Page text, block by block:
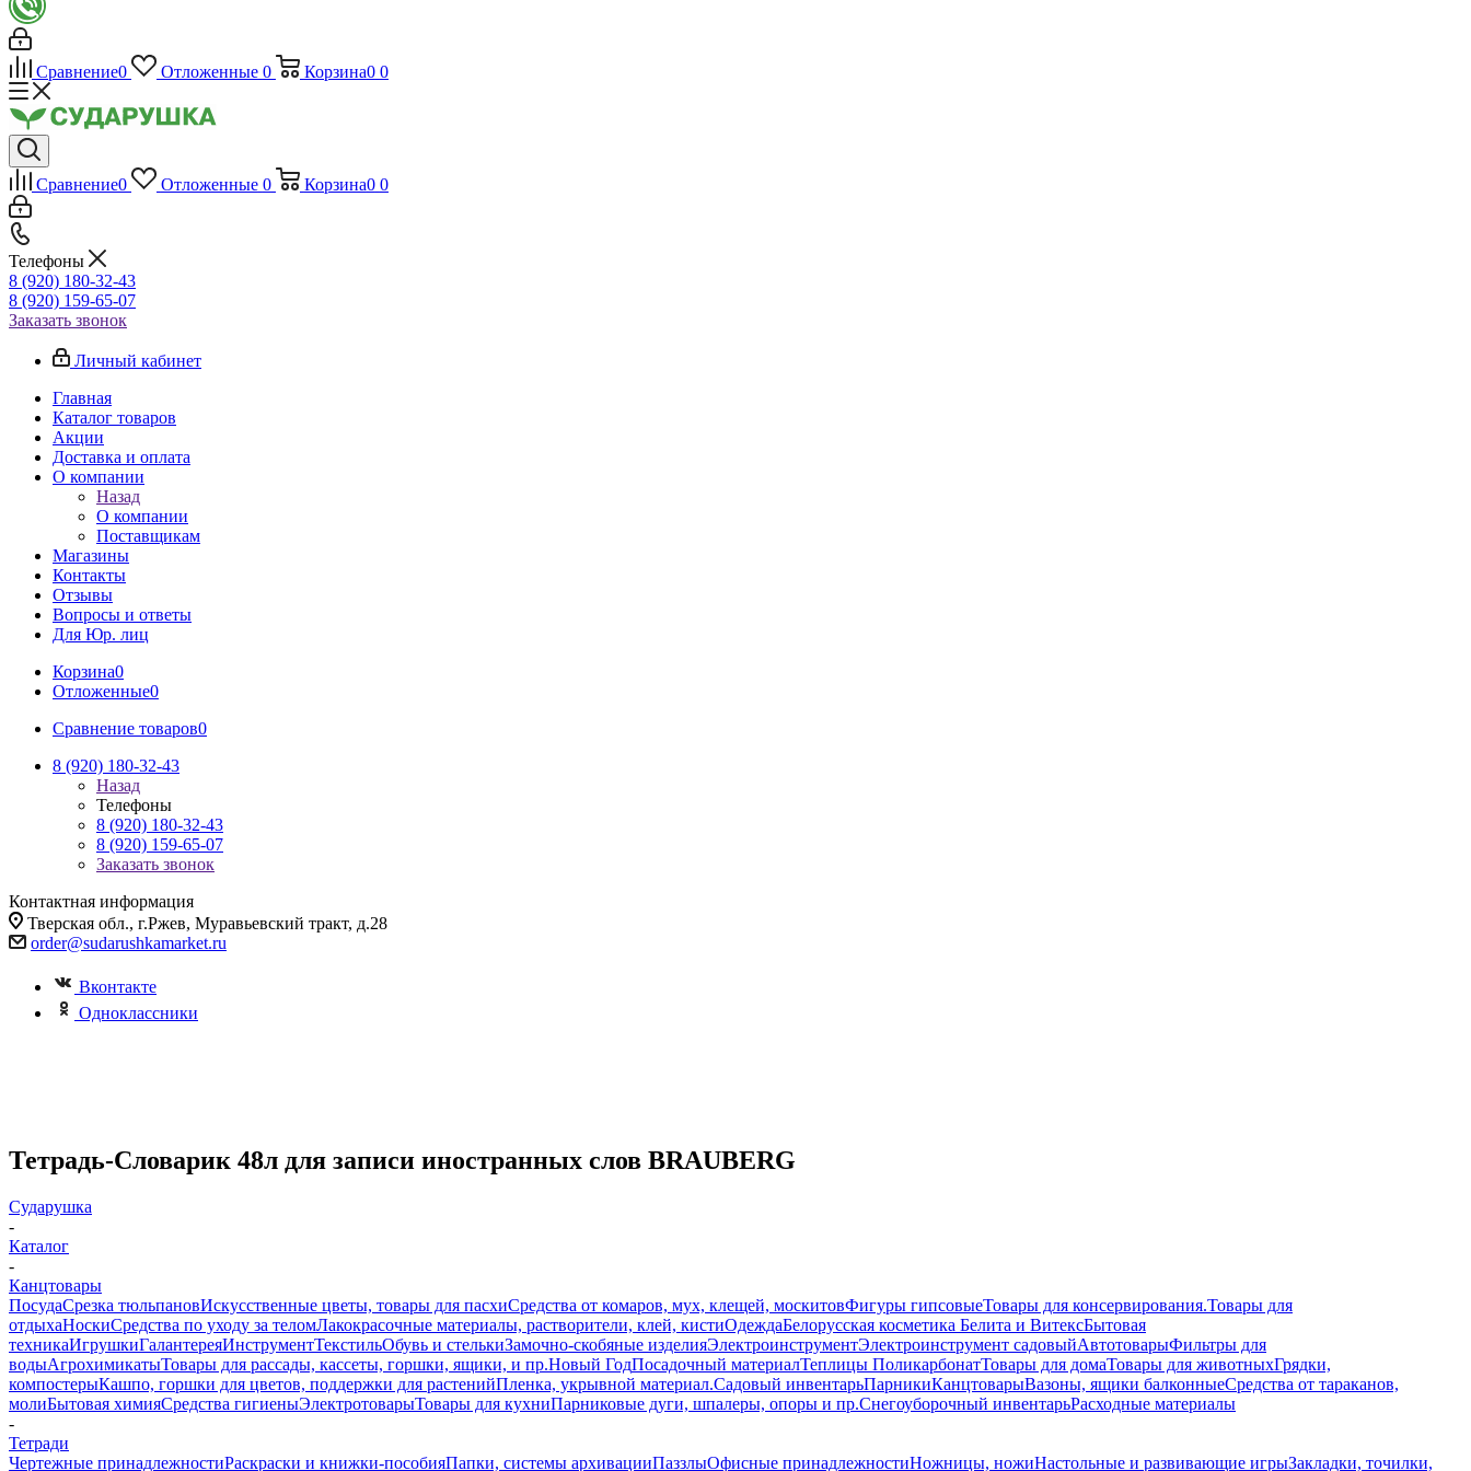
Сравнение0 Отложенные 0 Корзина0 0
Сравнение0 Отложенные 0 Корзина0 0
Телефоны
8 (920) 180-32-43
8 (920) 159-65-07
Заказать звонок
Личный кабинет
Главная
Каталог товаров
Акции
Доставка и оплата
О компании
Назад
О компании
Поставщикам
Магазины
Контакты
Отзывы
Вопросы и ответы
Для Юр. лиц
Корзина0
Отложенные0
Сравнение товаров0
8 (920) 180-32-43
Назад
Телефоны
8 (920) 180-32-43
8 (920) 159-65-07
Заказать звонок
Контактная информация
Тверская обл., г.Ржев, Муравьевский тракт, д.28
order@sudarushkamarket.ru
Вконтакте
Одноклассники
Тетрадь-Словарик 48л для записи иностранных слов BRAUBERG
Сударушка
-
Каталог
-
Канцтовары
ПосудаСрезка тюльпановИскусственные цветы, товары для пасхиСредства от комаров, мух, клещей, москитовФигуры гипсовыеТовары для консервирования.Товары для
отдыхаНоскиСредства по уходу за теломЛакокрасочные материалы, растворители, клей, кистиОдеждаБелорусская косметика Белита и ВитексБытовая
техникаИгрушкиГалантереяИнструментТекстильОбувь и стелькиЗамочно-скобяные изделияЭлектроинструментЭлектроинструмент садовыйАвтотоварыФильтры для
водыАгрохимикатыТовары для рассады, кассеты, горшки, ящики, и пр.Новый ГодПосадочный материалТеплицы ПоликарбонатТовары для домаТовары для животныхГрядки,
компостерыКашпо, горшки для цветов, поддержки для растенийПленка, укрывной материал.Садовый инвентарьПарникиКанцтоварыВазоны, ящики балконныеСредства от тараканов,
молиБытовая химияСредства гигиеныЭлектротоварыТовары для кухниПарниковые дуги, шпалеры, опоры и пр.Снегоуборочный инвентарьРасходные материалы
-
Тетради
Чертежные принадлежностиРаскраски и книжки-пособияПапки, системы архивацииПаззлыОфисные принадлежностиНожницы, ножиНастольные и развивающие игрыЗакладки, точилки,